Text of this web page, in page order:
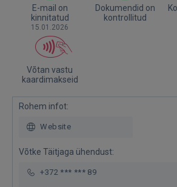
E-mail on
kinnitatud
15.01.2026
Dokumendid on
kontrollitud
Võtan vastu
kaardimakseid
Rohem infot:
Website
Võtke Täitjaga ühendust:
+372 *** *** 89